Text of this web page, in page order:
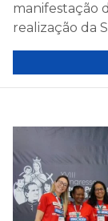
manifestação
realização da